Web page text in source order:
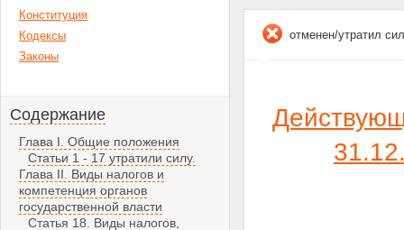
Конституция
Кодексы
Законы
Содержание
Глава I. Общие положения
Статьи 1 - 17 утратили силу.
Глава II. Виды налогов и
компетенция органов
государственной власти
Статья 18. Виды налогов,
отменен/утратил